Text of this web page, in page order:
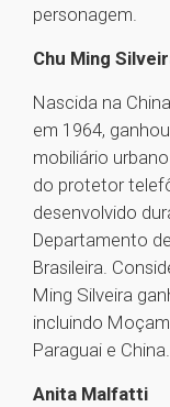
personagem.
Chu Ming
Nascida na
em 1964,
mobiliário
do protetor
desenvolvido
Departamento
Brasileira.
Ming Silveira
incluindo
Paraguai e China.
Anita Malfatti